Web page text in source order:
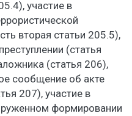
участие в
вторая статьи 205.5),
(статья
(статья 206),
сообщение об акте
207), участие в
формировании